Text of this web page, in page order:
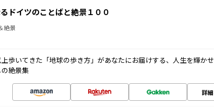
ドイツのことばと絶景１００
絶景
歩いてきた「地球の歩き方」があなたにお届けする、人生を輝か
絶景集
詳